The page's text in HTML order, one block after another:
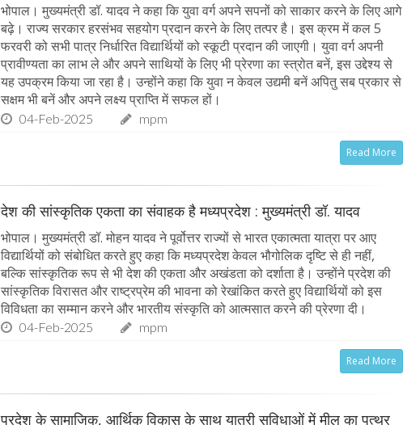
भोपाल। मुख्यमंत्री डॉ. यादव ने कहा कि युवा वर्ग अपने सपनों को साकार करने के लिए आगे
बढ़े। राज्य सरकार हरसंभव सहयोग प्रदान करने के लिए तत्पर है। इस क्रम में कल 5
फरवरी को सभी पात्र निर्धारित विद्यार्थियों को स्कूटी प्रदान की जाएगी। युवा वर्ग अपनी
प्रावीण्यता का लाभ ले और अपने साथियों के लिए भी प्रेरणा का स्त्रोत बनें, इस उद्देश्य से
यह उपक्रम किया जा रहा है। उन्होंने कहा कि युवा न केवल उद्यमी बनें अपितु सब प्रकार से
सक्षम भी बनें और अपने लक्ष्य प्राप्ति में सफल हों।
04-Feb-2025 mpm
Read More
देश की सांस्कृतिक एकता का संवाहक है मध्यप्रदेश : मुख्यमंत्री डॉ. यादव
भोपाल। मुख्यमंत्री डॉ. मोहन यादव ने पूर्वोत्तर राज्यों से भारत एकात्मता यात्रा पर आए
विद्यार्थियों को संबोधित करते हुए कहा कि मध्यप्रदेश केवल भौगोलिक दृष्टि से ही नहीं,
बल्कि सांस्कृतिक रूप से भी देश की एकता और अखंडता को दर्शाता है। उन्होंने प्रदेश की
सांस्कृतिक विरासत और राष्ट्रप्रेम की भावना को रेखांकित करते हुए विद्यार्थियों को इस
विविधता का सम्मान करने और भारतीय संस्कृति को आत्मसात करने की प्रेरणा दी।
04-Feb-2025 mpm
Read More
प्रदेश के सामाजिक, आर्थिक विकास के साथ यात्री सुविधाओं में मील का पत्थर
दो दिनों की छुट्टी एन्जॉय करने के लिए बेहतरीन है दिल्ली के
आसपास बसी ये 4 जगहें
28-Feb-2020
सात ट्रेडिंग सेशन में 9 लाख करोड़ घटा अदाणी समूह का
mp mirror samachar seva